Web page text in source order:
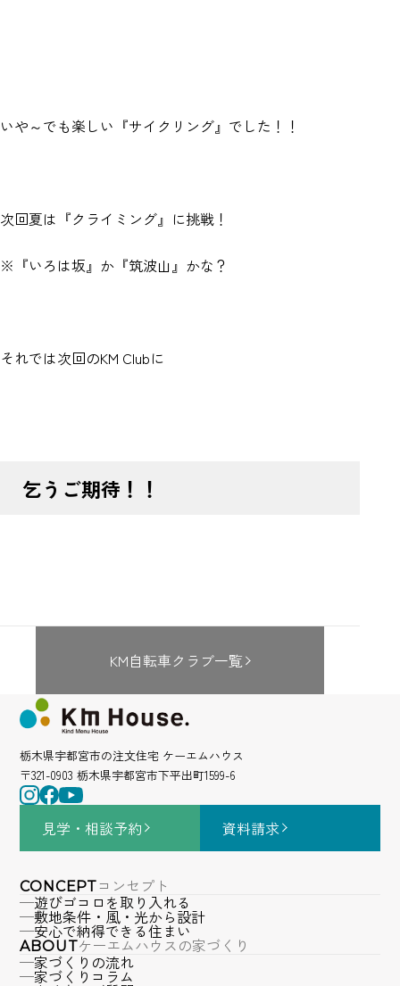
いや～でも楽しい『サイクリング』でした！！
次回夏は『クライミング』に挑戦！
※『いろは坂』か『筑波山』かな？
それでは次回のKM Clubに
乞うご期待！！
KM自転車クラブ一覧
栃木県宇都宮市の注文住宅 ケーエムハウス
〒321-0903 栃木県宇都宮市下平出町1599-6
見学・相談予約 資料請求
CONCEPTコンセプト
遊びゴコロを取り入れる
敷地条件・風・光から設計
安心で納得できる住まい
ABOUTケーエムハウスの家づくり
家づくりの流れ
家づくりコラム